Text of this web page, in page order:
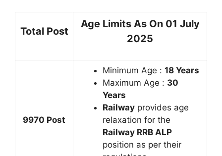
Total Post
Age Limits As On 01 July
2025
9970 Post
Minimum Age : 18 Years
Maximum Age : 30
Years
Railway provides age
relaxation for the
Railway RRB ALP
position as per their